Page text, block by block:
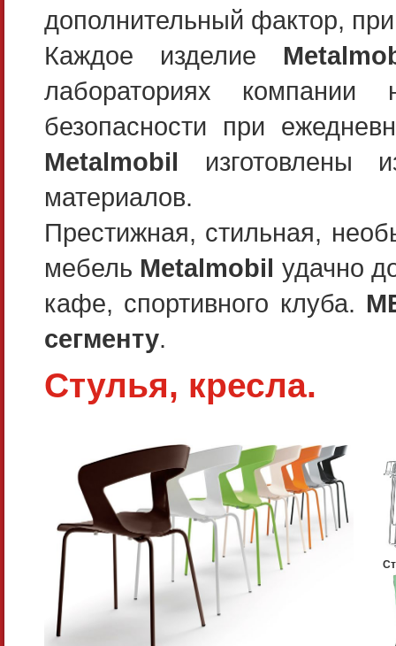
дополнительный фактор,
Каждое изделие
лабораториях компании
безопасности при
Metalmobil изготовлены
материалов.
Престижная, стильная,
мебель Metalmobil удачно
кафе, спортивного клуба.
сегменту.
Стулья, кресла.